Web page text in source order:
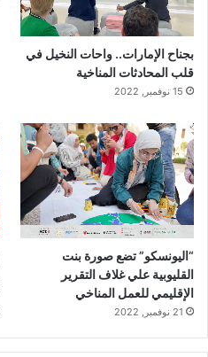
بجناح الإمارات.. واحات النخيل في
قلب المحادثات المناخية
15 نوفمبر, 2022
“اليونسكو” تضع صورة بنت
القليوبية علي غلاف التقرير
الإقليمي للعمل المناخي
21 نوفمبر, 2022